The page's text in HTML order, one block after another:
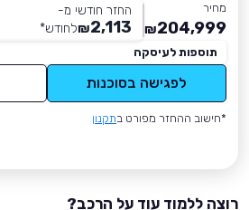
מחיר
204,999
₪
החזר חודשי מ-
2,113
₪לחודש*
תוספות לעיסקה
לפגישה בסוכנות
*חישוב ההחזר מפורט בתקנון
רוצה ללמוד עוד על הרכב?